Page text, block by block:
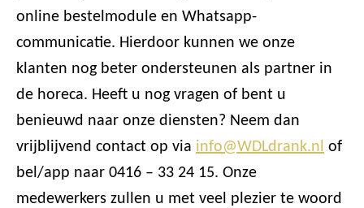
online bestelmodule en Whatsapp-
communicatie. Hierdoor kunnen we onze
klanten nog beter ondersteunen als partner in
de horeca. Heeft u nog vragen of bent u
benieuwd naar onze diensten? Neem dan
vrijblijvend contact op via info@WDLdrank.nl of
bel/app naar 0416 – 33 24 15. Onze
medewerkers zullen u met veel plezier te woord